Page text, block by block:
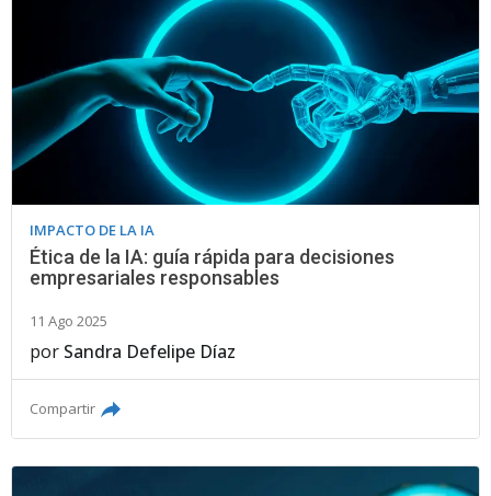
IMPACTO DE LA IA
Ética de la IA: guía rápida para decisiones
empresariales responsables
11 Ago 2025
por Sandra Defelipe Díaz
Compartir